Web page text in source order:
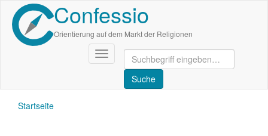
Direkt
zum
Inhalt
Confessio
Orientierung auf dem Markt der Religionen
Navigation
aktivieren/deaktivieren
Startseite